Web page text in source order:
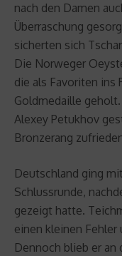
nach den Damen
Überraschung
sicherten sich
Die Norweger
die als Favoriten ins
Goldmedaille
Alexey Petukhov
Bronzerang
Deutschland ging
Schlussrunde,
gezeigt hatte.
einen kleinen Fehler
Dennoch blieb er an